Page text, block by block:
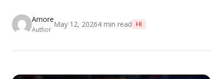
Amore
Author
May 12, 20264 min read HI